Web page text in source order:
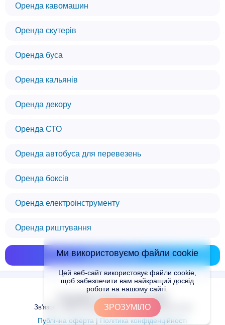
Оренда кавомашин
Оренда скутерів
Оренда буса
Оренда кальянів
Оренда декору
Оренда СТО
Оренда автобуса для перевезень
Оренда боксів
Оренда електроінструменту
Оренда риштування
Показати всі
Copyright © Places.in.UA 2024
Зв'язок з адміністрацією сайту: admin@places.in.ua
Публічна оферта | Політика конфіденційності
Ми використовуємо файли cookie
Цей веб-сайт використовує файли cookie,
щоб забезпечити вам найкращий досвід
роботи на нашому сайті.
ЗРОЗУМІЛО